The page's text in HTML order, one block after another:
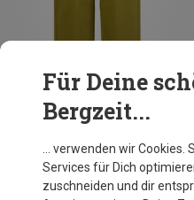
Du sparst 22%
Für Deine
Bergzeit...
… verwenden wir Cookies.
Services für Dich
zuschneiden und dir